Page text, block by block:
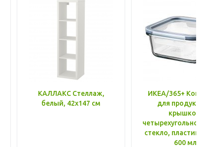
КАЛЛАКС Стеллаж,
белый, 42x147 см
ИКЕА/365+
для
крышкой,
стекло, пластик
600 мл